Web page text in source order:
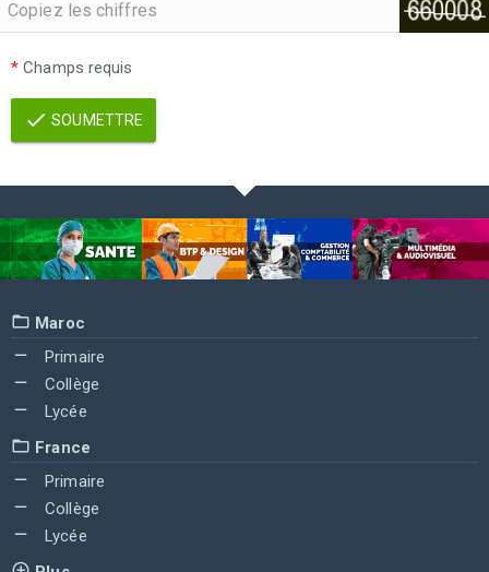
* Champs requis
SOUMETTRE
Maroc
Primaire
Collège
Lycée
France
Primaire
Collège
Lycée